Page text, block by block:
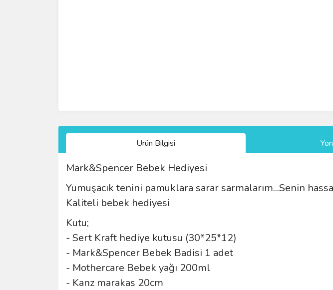
Ürün Bilgisi
Mark&Spencer Bebek Hediyesi
Yumuşacık tenini pamuklara sarar sarmalarım...Senin
Kaliteli bebek hediyesi
Kutu;
- Sert Kraft hediye kutusu (30*25*12)
- Mark&Spencer Bebek Badisi 1 adet
- Mothercare Bebek yağı 200ml
- Kanz marakas 20cm